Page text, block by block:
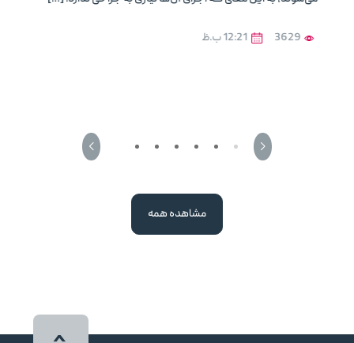
3629 12:21 ب.ظ
مشاهده همه